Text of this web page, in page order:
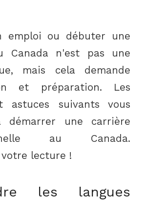
emploi ou débuter une
Canada n'est pas une
mais cela demande
et préparation. Les
astuces suivants vous
démarrer une carrière
au Canada.
votre lecture !
les langues